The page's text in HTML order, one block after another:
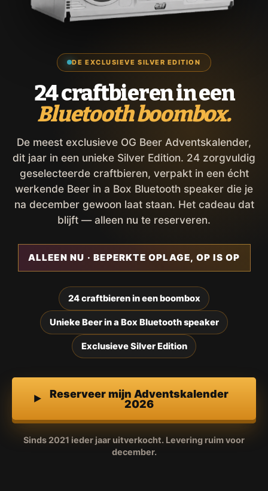
DE EXCLUSIEVE SILVER EDITION
24 craftbieren in een
Bluetooth boombox.
De meest exclusieve OG Beer Adventskalender,
dit jaar in een unieke Silver Edition. 24 zorgvuldig
geselecteerde craftbieren, verpakt in een écht
werkende Beer in a Box Bluetooth speaker die je
na december gewoon laat staan. Het cadeau dat
blijft — alleen nu te reserveren.
ALLEEN NU · BEPERKTE OPLAGE, OP IS OP
24 craftbieren in een boombox
Unieke Beer in a Box Bluetooth speaker
Exclusieve Silver Edition
Reserveer mijn Adventskalender
2026
Sinds 2021 ieder jaar uitverkocht. Levering ruim voor
december.